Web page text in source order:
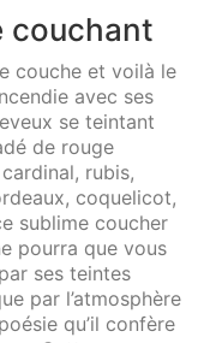
couchant
couche et voilà le
avec ses
se teintant
de rouge
rubis,
coquelicot,
sublime coucher
pourra que vous
ses teintes
par l’atmosphère
qu’il confère